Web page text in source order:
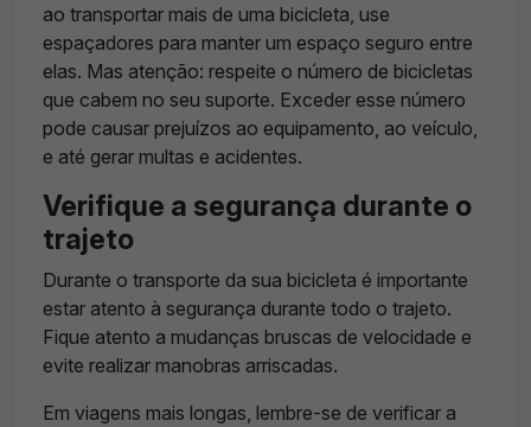
ao transportar mais de uma bicicleta, use
espaçadores para manter um espaço seguro entre
elas. Mas atenção: respeite o número de bicicletas
que cabem no seu suporte. Exceder esse número
pode causar prejuízos ao equipamento, ao veículo,
e até gerar multas e acidentes.
Verifique a segurança durante o
trajeto
Durante o transporte da sua bicicleta é importante
estar atento à segurança durante todo o trajeto.
Fique atento a mudanças bruscas de velocidade e
evite realizar manobras arriscadas.
Em viagens mais longas, lembre-se de verificar a